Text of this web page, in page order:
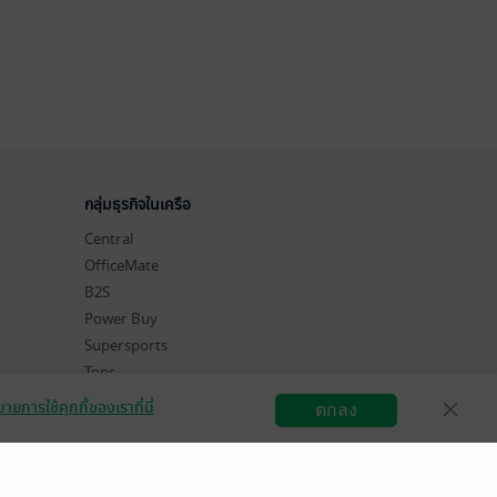
กลุ่มธุรกิจในเครือ
Central
OfficeMate
B2S
Power Buy
Supersports
Tops
Hytexts
สมัครขายอีบุ๊ก วิธีการใช้งาน
ายการใช้คุกกี้ของเราที่นี่ ตกลง